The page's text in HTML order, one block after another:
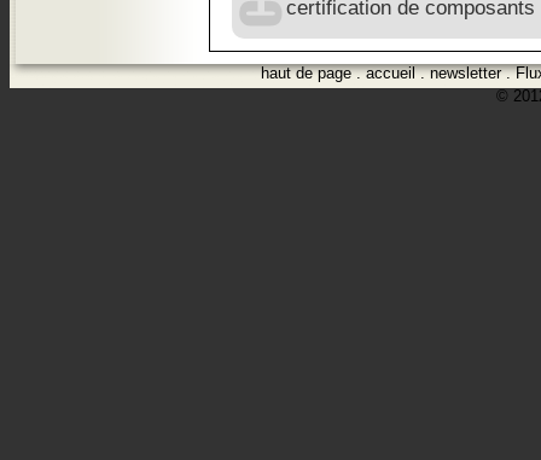
certification de composants
haut de page.accueil.newsletter.
©